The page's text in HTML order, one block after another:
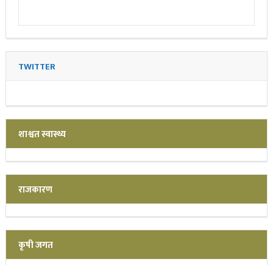
TWITTER
शाश्वत स्वास्थ्य
राजकारण
कृषी जगत